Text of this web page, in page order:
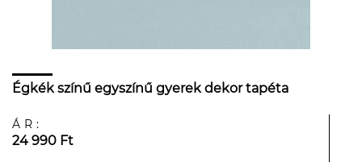
Égkék színű egyszínű gyerek dekor tapéta
ÁR:
24 990 Ft